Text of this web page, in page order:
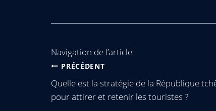
Navigation de l’article
PRÉCÉDENT
Quelle est la stratégie de la République
pour attirer et retenir les touristes ?